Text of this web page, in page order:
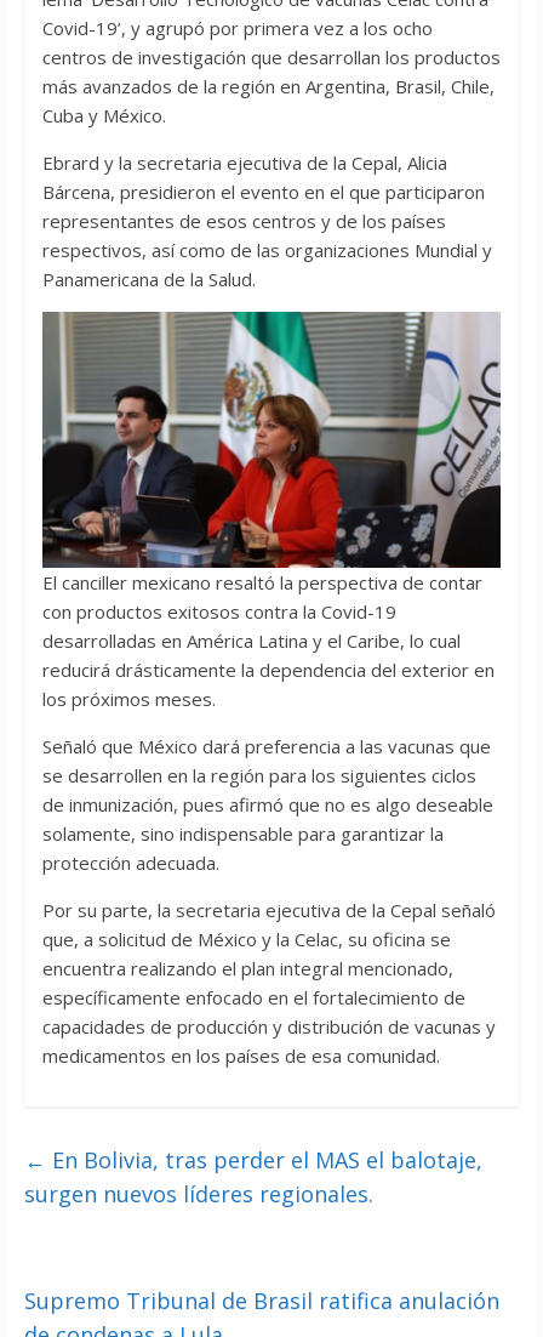
Covid-19’, y agrupó por primera vez a los ocho
centros de investigación que desarrollan los productos
más avanzados de la región en Argentina, Brasil, Chile,
Cuba y México.
Ebrard y la secretaria ejecutiva de la Cepal, Alicia
Bárcena, presidieron el evento en el que participaron
representantes de esos centros y de los países
respectivos, así como de las organizaciones Mundial y
Panamericana de la Salud.
El canciller mexicano resaltó la perspectiva de contar
con productos exitosos contra la Covid-19
desarrolladas en América Latina y el Caribe, lo cual
reducirá drásticamente la dependencia del exterior en
los próximos meses.
Señaló que México dará preferencia a las vacunas que
se desarrollen en la región para los siguientes ciclos
de inmunización, pues afirmó que no es algo deseable
solamente, sino indispensable para garantizar la
protección adecuada.
Por su parte, la secretaria ejecutiva de la Cepal señaló
que, a solicitud de México y la Celac, su oficina se
encuentra realizando el plan integral mencionado,
específicamente enfocado en el fortalecimiento de
capacidades de producción y distribución de vacunas y
medicamentos en los países de esa comunidad.
← En Bolivia, tras perder el MAS el balotaje,
surgen nuevos líderes regionales.
Supremo Tribunal de Brasil ratifica anulación